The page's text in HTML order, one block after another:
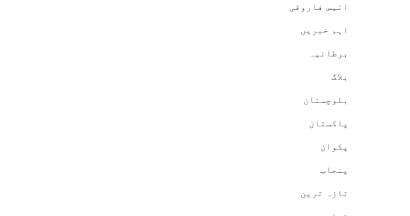
انیس فاروقی
اہم خبریں
برطانیہ
بلاگ
بلوچستان
پاکستان
پکوان
پنجاب
تازہ ترین